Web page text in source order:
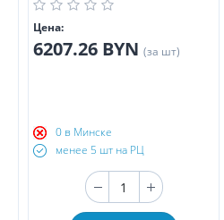
Цена:
6207.26 BYN (за шт)
0 в Минске
менее 5 шт на РЦ